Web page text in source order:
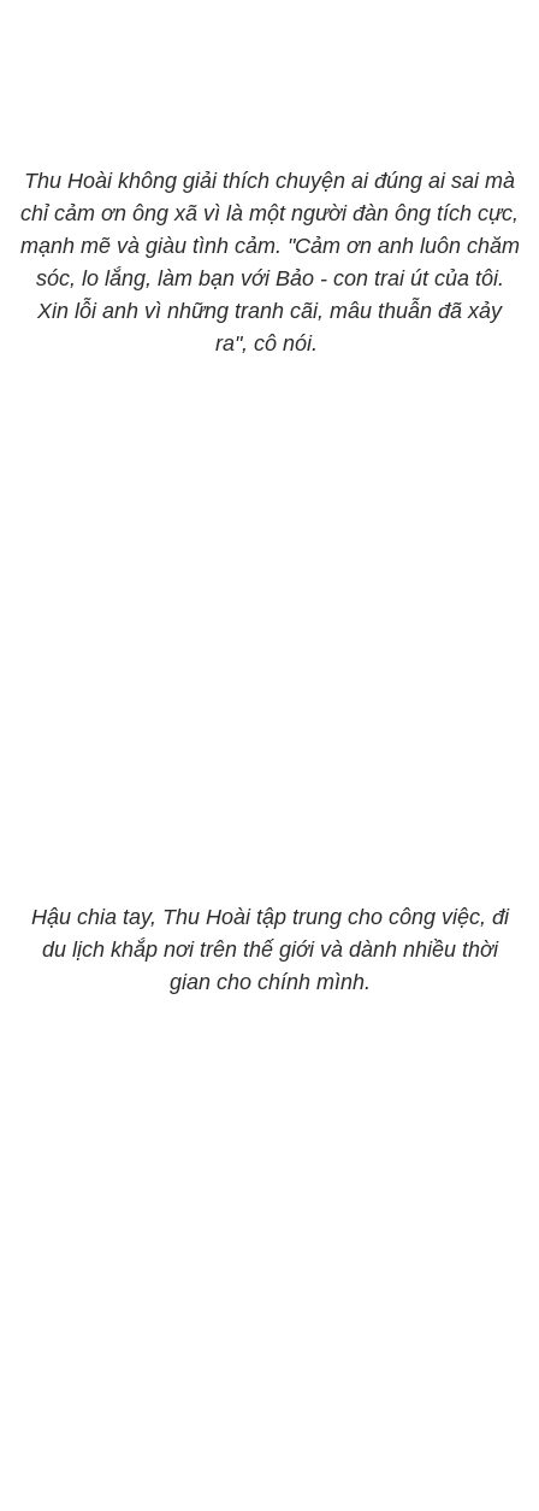
Thu Hoài không giải thích chuyện ai đúng ai sai mà
chỉ cảm ơn ông xã vì là một người đàn ông tích cực,
mạnh mẽ và giàu tình cảm. "Cảm ơn anh luôn chăm
sóc, lo lắng, làm bạn với Bảo - con trai út của tôi.
Xin lỗi anh vì những tranh cãi, mâu thuẫn đã xảy
ra", cô nói.
Hậu chia tay, Thu Hoài tập trung cho công việc, đi
du lịch khắp nơi trên thế giới và dành nhiều thời
gian cho chính mình.